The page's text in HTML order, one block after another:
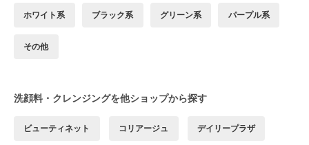
ホワイト系 ブラック系 グリーン系 パープル系
その他
洗顔料・クレンジングを他ショップから探す
ビューティネット コリアージュ デイリープラザ